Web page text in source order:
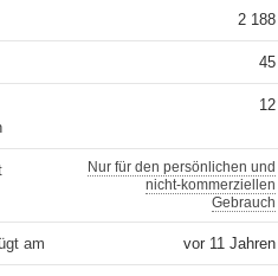
2 188
45
12
Nur für den persönlichen und
nicht-kommerziellen
Gebrauch
am vor 11 Jahren